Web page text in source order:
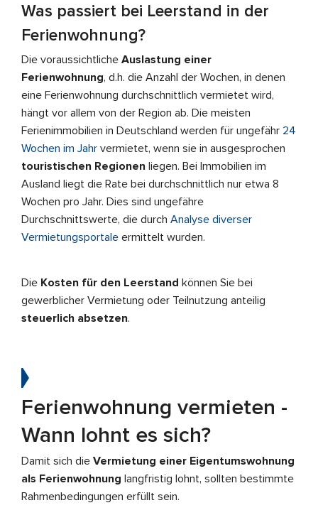
Was passiert bei Leerstand in der
Ferienwohnung?
Die voraussichtliche Auslastung einer
Ferienwohnung, d.h. die Anzahl der Wochen, in denen
eine Ferienwohnung durchschnittlich vermietet wird,
hängt vor allem von der Region ab. Die meisten
Ferienimmobilien in Deutschland werden für ungefähr 24
Wochen im Jahr vermietet, wenn sie in ausgesprochen
touristischen Regionen liegen. Bei Immobilien im
Ausland liegt die Rate bei durchschnittlich nur etwa 8
Wochen pro Jahr. Dies sind ungefähre
Durchschnittswerte, die durch Analyse diverser
Vermietungsportale ermittelt wurden.
Die Kosten für den Leerstand können Sie bei
gewerblicher Vermietung oder Teilnutzung anteilig
steuerlich absetzen.
Ferienwohnung vermieten -
Wann lohnt es sich?
Damit sich die Vermietung einer Eigentumswohnung
als Ferienwohnung langfristig lohnt, sollten bestimmte
Rahmenbedingungen erfüllt sein.